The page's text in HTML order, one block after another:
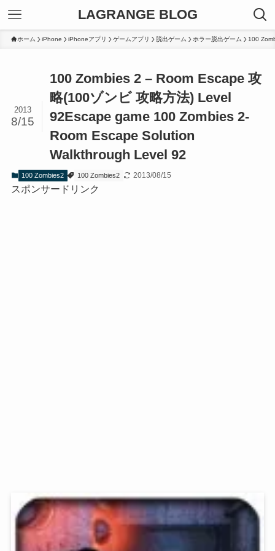
LAGRANGE BLOG
ホーム iPhone iPhoneアプリ ゲームアプリ 脱出ゲーム ホラー脱出ゲーム 100
100 Zombies 2 – Room Escape 攻
略(100ゾンビ 攻略方法) Level
92Escape game 100 Zombies 2-
Room Escape Solution
Walkthrough Level 92
2013
8/15
100 Zombies2 100 Zombies2 2013/08/15
スポンサードリンク